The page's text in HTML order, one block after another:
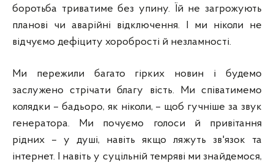
боротьба триватиме без упину. Їй не загрожують
планові чи аварійні відключення. І ми ніколи не
відчуємо дефіциту хоробрості й незламності.
Ми пережили багато гірких новин і будемо
заслужено стрічати благу вість. Ми співатимемо
колядки – бадьоро, як ніколи, – щоб гучніше за звук
генератора. Ми почуємо голоси й привітання
рідних – у душі, навіть якщо ляжуть зв'язок та
інтернет. І навіть у суцільній темряві ми знайдемося,